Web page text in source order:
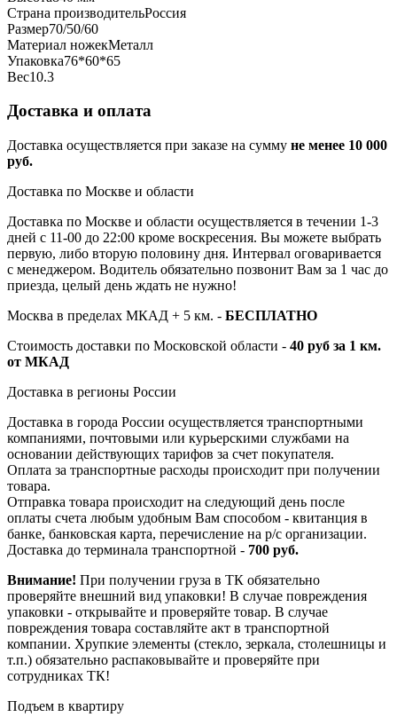
Страна производительРоссия
Размер70/50/60
Материал ножекМеталл
Упаковка76*60*65
Вес10.3
Доставка и оплата
Доставка осуществляется при заказе на сумму не менее 10 000
руб.
Доставка по Москве и области
Доставка по Москве и области осуществляется в течении 1-3
дней с 11-00 до 22:00 кроме воскресения. Вы можете выбрать
первую, либо вторую половину дня. Интервал оговаривается
с менеджером. Водитель обязательно позвонит Вам за 1 час до
приезда, целый день ждать не нужно!
Москва в пределах МКАД + 5 км. - БЕСПЛАТНО
Стоимость доставки по Московской области - 40 руб за 1 км.
от МКАД
Доставка в регионы России
Доставка в города России осуществляется транспортными
компаниями, почтовыми или курьерскими службами на
основании действующих тарифов за счет покупателя.
Оплата за транспортные расходы происходит при получении
товара.
Отправка товара происходит на следующий день после
оплаты счета любым удобным Вам способом - квитанция в
банке, банковская карта, перечисление на р/с организации.
Доставка до терминала транспортной - 700 руб.
Внимание! При получении груза в ТК обязательно
проверяйте внешний вид упаковки! В случае повреждения
упаковки - открывайте и проверяйте товар. В случае
повреждения товара составляйте акт в транспортной
компании. Хрупкие элементы (стекло, зеркала, столешницы и
т.п.) обязательно распаковывайте и проверяйте при
сотрудниках ТК!
Подъем в квартиру